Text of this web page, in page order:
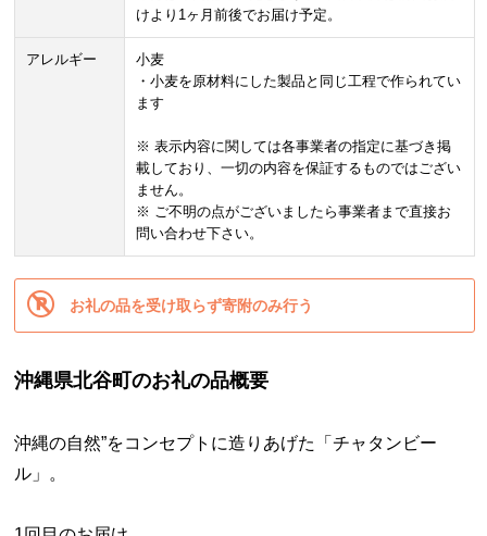
けより1ヶ月前後でお届け予定。
アレルギー
小麦
・小麦を原材料にした製品と同じ工程で作られてい
ます
※ 表示内容に関しては各事業者の指定に基づき掲
載しており、一切の内容を保証するものではござい
ません。
※ ご不明の点がございましたら事業者まで直接お
問い合わせ下さい。
お礼の品を受け取らず寄附のみ行う
沖縄県北谷町のお礼の品概要
沖縄の自然”をコンセプトに造りあげた「チャタンビー
ル」。